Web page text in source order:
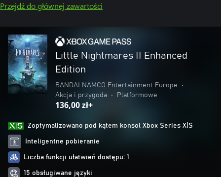
Przejdź do głównej zawartości
Little Nightmares II Enhanced
Edition
BANDAI NAMCO Entertainment Europe
•
Akcja i przygoda
• Platformowe
136,00 zł+
Zoptymalizowano pod kątem konsol Xbox Series X|S
Inteligentne pobieranie
Liczba funkcji ułatwień dostępu: 1
15 obsługiwane języki